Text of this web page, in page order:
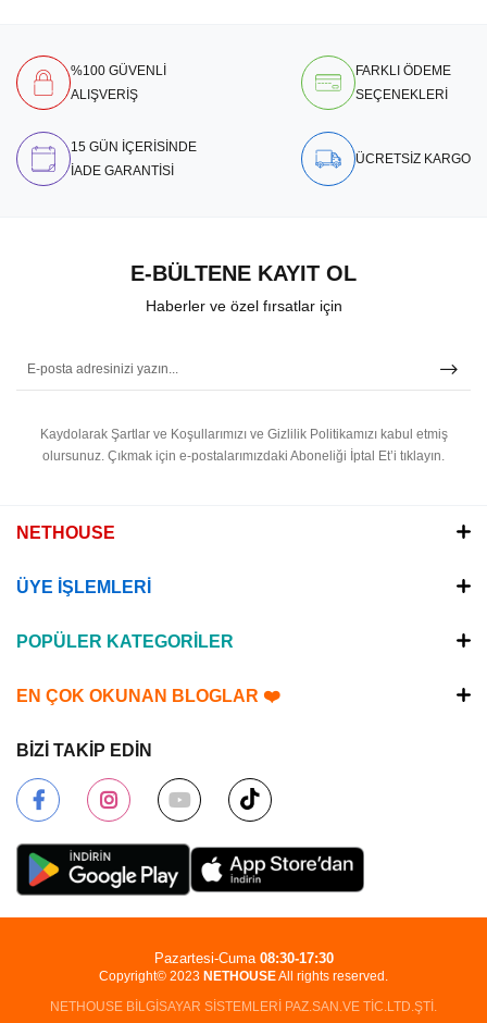
%100 GÜVENLİ
ALIŞVERİŞ
FARKLI ÖDEME
SEÇENEKLERİ
15 GÜN İÇERİSİNDE
İADE GARANTİSİ
ÜCRETSİZ KARGO
E-BÜLTENE KAYIT OL
Haberler ve özel fırsatlar için
Kaydolarak Şartlar ve Koşullarımızı ve Gizlilik Politikamızı kabul etmiş
olursunuz. Çıkmak için e-postalarımızdaki Aboneliği İptal Et’i tıklayın.
NETHOUSE
ÜYE İŞLEMLERİ
POPÜLER KATEGORİLER
EN ÇOK OKUNAN BLOGLAR ❤️
BİZİ TAKİP EDİN
Copyright© 2023 NETHOUSEAll rights reserved.
NETHOUSE BİLGİSAYAR SİSTEMLERİ PAZ.SAN.VE TİC.LTD.ŞTİ.
Pazartesi-Cuma 08:30-17:30